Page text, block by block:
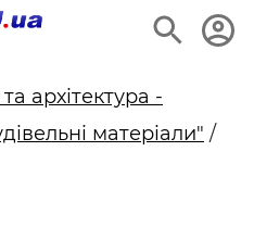
архітектура -
матеріали" /